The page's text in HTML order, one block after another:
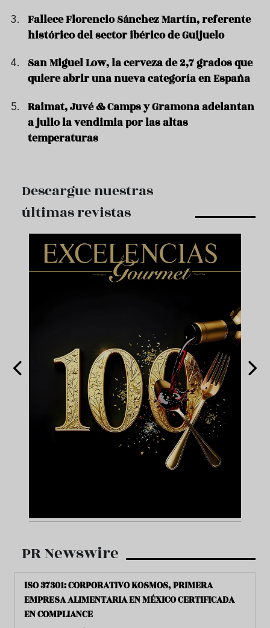
Fallece Florencio Sánchez Martín, referente
histórico del sector ibérico de Guijuelo
San Miguel Low, la cerveza de 2,7 grados que
quiere abrir una nueva categoría en España
Raimat, Juvé & Camps y Gramona adelantan
a julio la vendimia por las altas
temperaturas
Descargue nuestras
últimas revistas
PR Newswire
ISO 37301: CORPORATIVO KOSMOS, PRIMERA
EMPRESA ALIMENTARIA EN MÉXICO CERTIFICADA
EN COMPLIANCE